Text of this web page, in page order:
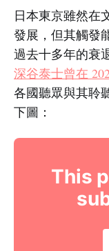
日本東京雖然在
發展，但其觸發
過去十多年的衰
深谷泰士曾在
各國聽眾與其聆
下圖：
This